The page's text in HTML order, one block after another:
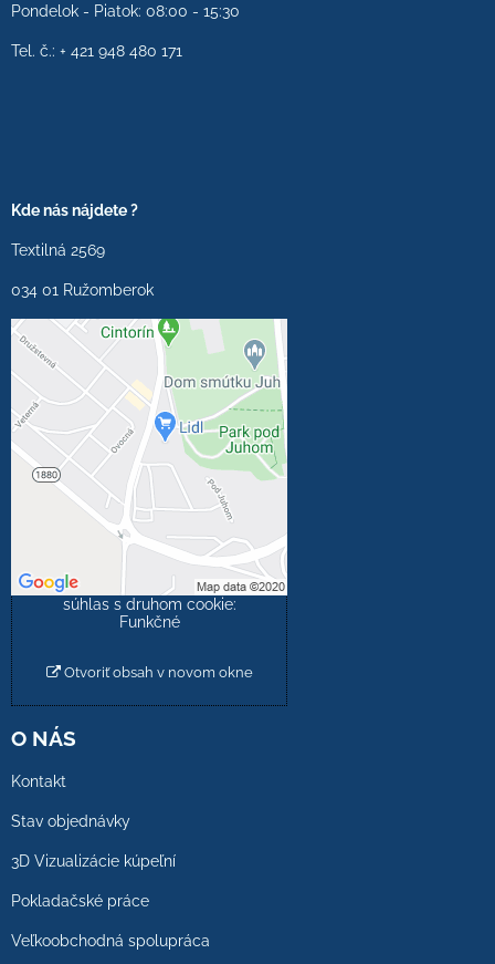
Pondelok - Piatok: 08:00 - 15:30
Tel. č.: + 421 948 480 171
Kde nás nájdete ?
Textilná 2569
034 01 Ružomberok
Externý obsah je
blokovaný Voľbami
súkromia
Prajete si načítať externý
obsah?
Povoliť tentokrát
Povoliť a zapamätať -
súhlas s druhom cookie:
Funkčné
Otvoriť obsah v novom okne
O NÁS
Kontakt
Stav objednávky
3D Vizualizácie kúpeľní
Pokladačské práce
Veľkoobchodná spolupráca